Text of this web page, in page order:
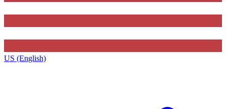
US (English)